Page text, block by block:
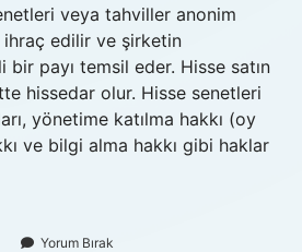
veya tahviller anonim
ihraç edilir ve şirketin
bir payı temsil eder. Hisse satın
hissedar olur. Hisse senetleri
yönetime katılma hakkı (oy
ve bilgi alma hakkı gibi haklar
Yorum Bırak